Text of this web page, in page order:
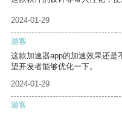
2024-01-29
游客
这款加速器app的加速效果还是
望开发者能够优化一下。
2024-01-29
游客